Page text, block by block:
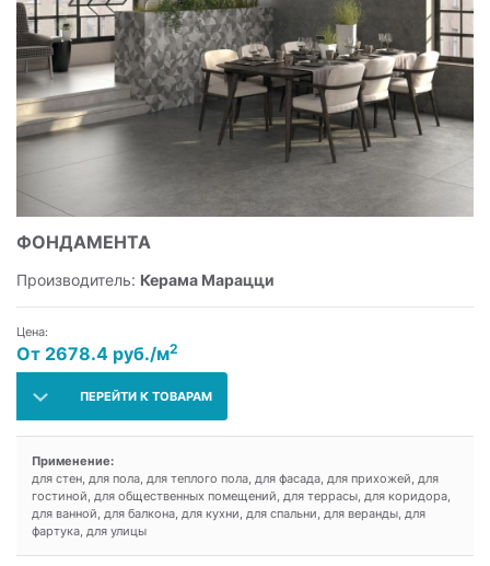
ФОНДАМЕНТА
Производитель: Керама Марацци
Цена:
От 2678.4 руб./м2
ПЕРЕЙТИ К ТОВАРАМ
Применение:
для стен, для пола, для теплого пола, для фасада, для прихожей, для
гостиной, для общественных помещений, для террасы, для коридора,
для ванной, для балкона, для кухни, для спальни, для веранды, для
фартука, для улицы